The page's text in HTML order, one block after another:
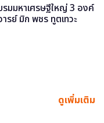
รมมหาเศรษฐีใหญ่ 3 องค์
รย์ มิก พชร ทูตเทวะ
ดูเพิ่มเติม